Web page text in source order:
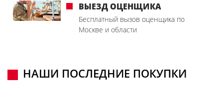
ВЫЕЗД ОЦЕНЩИКА
Бесплатный вызов оценщика по
Москве и области
НАШИ ПОСЛЕДНИЕ ПОКУПКИ